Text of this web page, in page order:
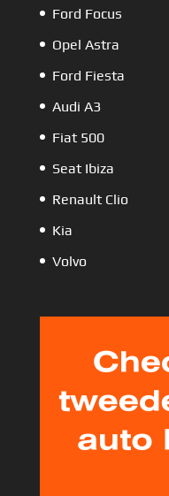
Ford Focus
Opel Astra
Ford Fiesta
Audi A3
Fiat 500
Seat Ibiza
Renault Clio
Kia
Volvo